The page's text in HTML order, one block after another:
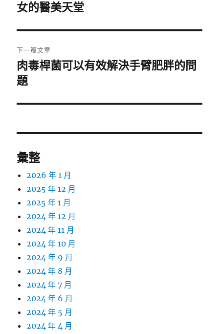
導
覽
一
文
章:
女的醫美天堂
下一篇文章
下
一
文
肉毒桿菌可以有效解決手臂肥胖的問
題
彙整
2026 年 1 月
2025 年 12 月
2025 年 1 月
2024 年 12 月
2024 年 11 月
2024 年 10 月
2024 年 9 月
2024 年 8 月
2024 年 7 月
2024 年 6 月
2024 年 5 月
2024 年 4 月